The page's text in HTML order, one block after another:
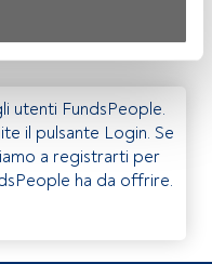
per la sua
informazioni su un
Pubblicità e contenuti
e dei
di servizi.
vantaggio dai trend
utenti FundsPeople.
il pulsante Login. Se
a registrarti per
ha da offrire.